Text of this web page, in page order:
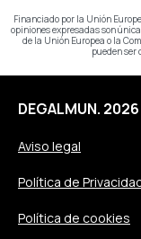
Financiado por la Unión
opiniones expresadas son
de la Unión Europea o la
pueden ser
DEGALMUN. 2026
Aviso legal
Política de
Política de cookies